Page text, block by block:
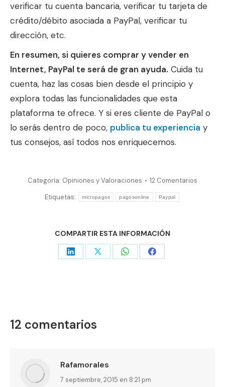
verificar tu cuenta bancaria, verificar tu tarjeta de
crédito/débito asociada a PayPal, verificar tu
dirección, etc.
En resumen, si quieres comprar y vender en
Internet, PayPal te será de gran ayuda. Cuida tu
cuenta, haz las cosas bien desde el principio y
explora todas las funcionalidades que esta
plataforma te ofrece. Y si eres cliente de PayPal o
lo serás dentro de poco, publica tu experiencia y
tus consejos, así todos nos enriquecemos.
Categoría: Opiniones y Valoraciones
12 Comentarios
Etiquetas:
micropagos pagosonline Paypal
COMPARTIR ESTA INFORMACIÓN
Share Share Share Share
12 comentarios
Rafamorales
dice:
7 septiembre, 2015 en 8:21 pm